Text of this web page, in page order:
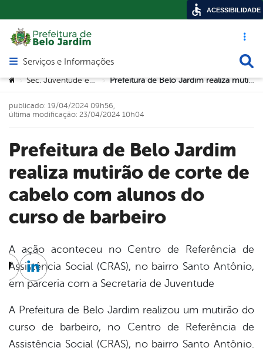
Acesso
Abrir menu principal de navegação
Serviços e Informações
Você está aqui:
> Sec. Juventude e Trabalho > Prefeitura de Belo Jardim realiza mutirão de corte de cabelo com alunos do curso de barbeiro
Prefeitura de Belo Jardim
realiza mutirão de corte de
cabelo com alunos do
curso de barbeiro
publicado: 19/04/2024 09h56,
última modificação: 23/04/2024 10h04
A ação aconteceu no Centro de Referência de
Assistência Social (CRAS), no bairro Santo Antônio,
em parceria com a Secretaria de Juventude
A Prefeitura de Belo Jardim realizou um mutirão do
curso de barbeiro, no Centro de Referência de
Assistência Social (CRAS), no bairro Santo Antônio.
TwitterLinkedin
ACESSIBILIDADE